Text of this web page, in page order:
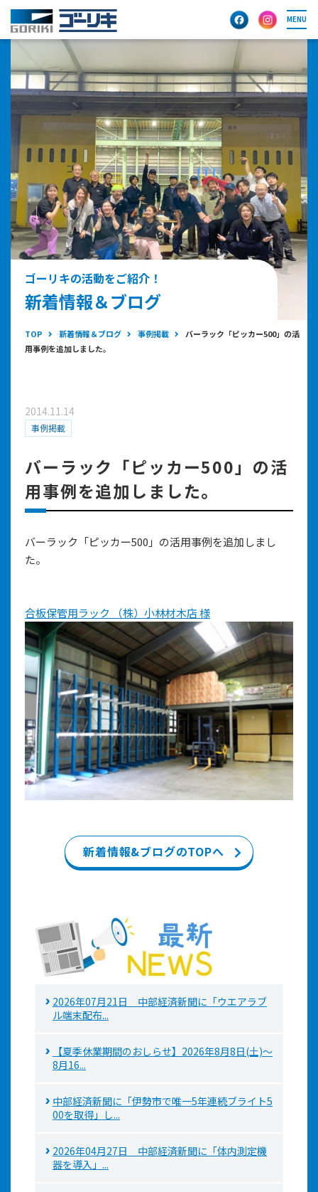
MENU
ゴーリキの活動をご紹介！
新着情報＆ブログ
TOP 新着情報＆ブログ 事例掲載
バーラック「ピッカー500」の活
用事例を追加しました。
2014.11.14
事例掲載
バーラック「ピッカー500」の活
用事例を追加しました。
バーラック「ピッカー500」の活用事例を追加しまし
た。
合板保管用ラック （株）小林材木店 様
新着情報&ブログのTOPへ
2026年07月21日 中部経済新聞に「ウエアラブ
ル端末配布...
【夏季休業期間のおしらせ】2026年8月8日(土)～
8月16...
中部経済新聞に「伊勢市で唯一5年連続ブライト5
00を取得」し...
2026年04月27日 中部経済新聞に「体内測定機
器を導入」...